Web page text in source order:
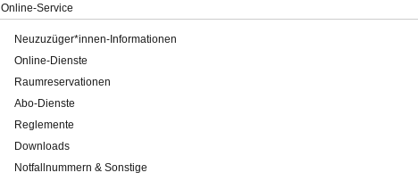
Online-Service
Neuzuzüger*innen-Informationen
Online-Dienste
Raumreservationen
Abo-Dienste
Reglemente
Downloads
Notfallnummern & Sonstige